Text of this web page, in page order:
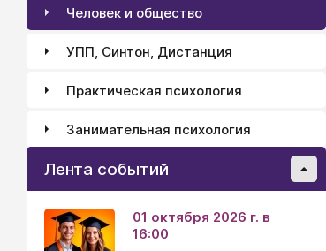
Человек и общество
УПП, Синтон, Дистанция
Практическая психология
Занимательная психология
Лента событий
01 октября 2026 г. в
16:00